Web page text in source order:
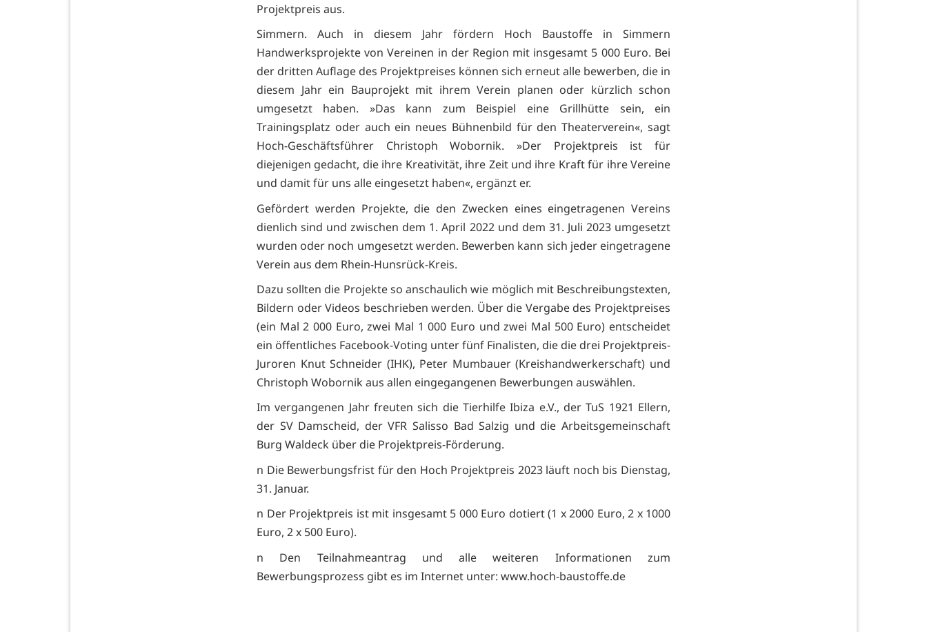
Projektpreis aus.
Simmern. Auch in diesem Jahr fördern Hoch Baustoffe in Simmern
Handwerksprojekte von Vereinen in der Region mit insgesamt 5 000 Euro. Bei
der dritten Auflage des Projektpreises können sich erneut alle bewerben, die in
diesem Jahr ein Bauprojekt mit ihrem Verein planen oder kürzlich schon
umgesetzt haben. »Das kann zum Beispiel eine Grillhütte sein, ein
Trainingsplatz oder auch ein neues Bühnenbild für den Theaterverein«, sagt
Hoch-Geschäftsführer Christoph Wobornik. »Der Projektpreis ist für
diejenigen gedacht, die ihre Kreativität, ihre Zeit und ihre Kraft für ihre Vereine
und damit für uns alle eingesetzt haben«, ergänzt er.
Gefördert werden Projekte, die den Zwecken eines eingetragenen Vereins
dienlich sind und zwischen dem 1. April 2022 und dem 31. Juli 2023 umgesetzt
wurden oder noch umgesetzt werden. Bewerben kann sich jeder eingetragene
Verein aus dem Rhein-Hunsrück-Kreis.
Dazu sollten die Projekte so anschaulich wie möglich mit Beschreibungstexten,
Bildern oder Videos beschrieben werden. Über die Vergabe des Projektpreises
(ein Mal 2 000 Euro, zwei Mal 1 000 Euro und zwei Mal 500 Euro) entscheidet
ein öffentliches Facebook-Voting unter fünf Finalisten, die die drei Projektpreis-
Juroren Knut Schneider (IHK), Peter Mumbauer (Kreishandwerkerschaft) und
Christoph Wobornik aus allen eingegangenen Bewerbungen auswählen.
Im vergangenen Jahr freuten sich die Tierhilfe Ibiza e.V., der TuS 1921 Ellern,
der SV Damscheid, der VFR Salisso Bad Salzig und die Arbeitsgemeinschaft
Burg Waldeck über die Projektpreis-Förderung.
n Die Bewerbungsfrist für den Hoch Projektpreis 2023 läuft noch bis Dienstag,
31. Januar.
n Der Projektpreis ist mit insgesamt 5 000 Euro dotiert (1 x 2000 Euro, 2 x 1000
Euro, 2 x 500 Euro).
n Den Teilnahmeantrag und alle weiteren Informationen zum
Bewerbungsprozess gibt es im Internet unter: www.hoch-baustoffe.de